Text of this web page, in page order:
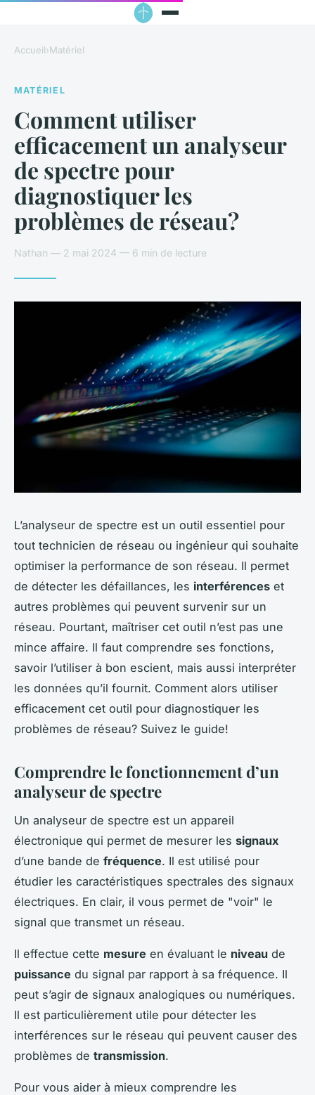
Accueil›Matériel
MATÉRIEL
Comment utiliser
efficacement un analyseur
de spectre pour
diagnostiquer les
problèmes de réseau?
Nathan — 2 mai 2024 — 6 min de lecture
L’analyseur de spectre est un outil essentiel pour
tout technicien de réseau ou ingénieur qui souhaite
optimiser la performance de son réseau. Il permet
de détecter les défaillances, les interférences et
autres problèmes qui peuvent survenir sur un
réseau. Pourtant, maîtriser cet outil n’est pas une
mince affaire. Il faut comprendre ses fonctions,
savoir l’utiliser à bon escient, mais aussi interpréter
les données qu’il fournit. Comment alors utiliser
efficacement cet outil pour diagnostiquer les
problèmes de réseau? Suivez le guide!
Comprendre le fonctionnement d’un
analyseur de spectre
Un analyseur de spectre est un appareil
électronique qui permet de mesurer les signaux
d’une bande de fréquence. Il est utilisé pour
étudier les caractéristiques spectrales des signaux
électriques. En clair, il vous permet de "voir" le
signal que transmet un réseau.
Il effectue cette mesure en évaluant le niveau de
puissance du signal par rapport à sa fréquence. Il
peut s’agir de signaux analogiques ou numériques.
Il est particulièrement utile pour détecter les
interférences sur le réseau qui peuvent causer des
problèmes de transmission.
Pour vous aider à mieux comprendre les